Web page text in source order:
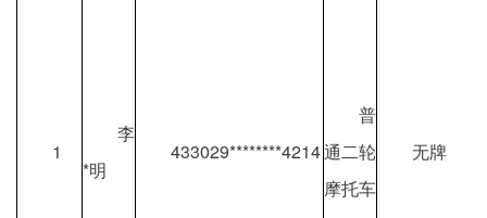
1
李
*明
433029********4214
普
通二轮
摩托车
无牌